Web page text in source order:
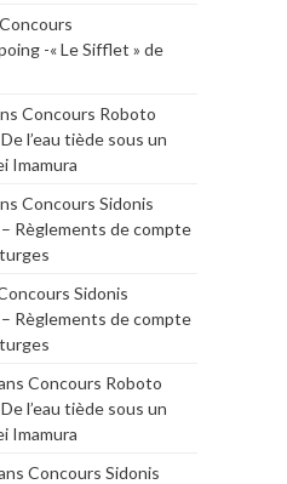
Concours
-« Le Sifflet » de
Concours Roboto
l’eau tiède sous un
Imamura
Concours Sidonis
Règlements de compte
Sidonis
Règlements de compte
Concours Roboto
l’eau tiède sous un
Imamura
Concours Sidonis